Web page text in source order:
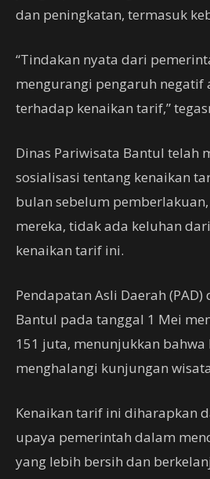
dan peningkatan, termasuk
“Tindakan nyata dari
mengurangi pengaruh negatif
terhadap kenaikan tarif,”
Dinas Pariwisata Bantul telah
sosialisasi tentang kenaikan
bulan sebelum
mereka, tidak ada keluhan
kenaikan tarif ini.
Pendapatan Asli Daerah
Bantul pada tanggal 1 Mei
151 juta, menunjukkan
menghalangi kunjungan
Kenaikan tarif ini diharapkan
upaya pemerintah dalam
yang lebih bersih dan